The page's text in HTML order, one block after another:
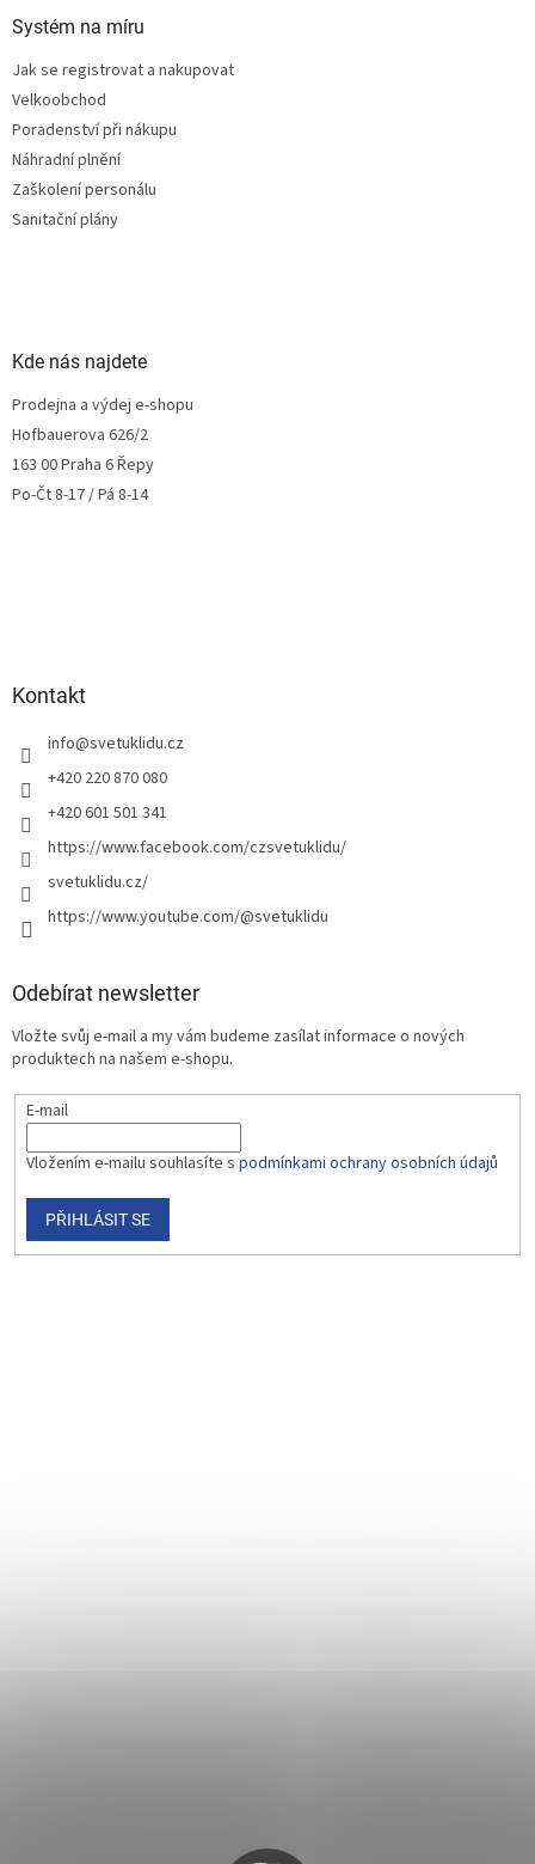
Systém na míru
Jak se registrovat a nakupovat
Velkoobchod
Poradenství při nákupu
Náhradní plnění
Zaškolení personálu
Sanitační plány
Kde nás najdete
Prodejna a výdej e-shopu
Hofbauerova 626/2
163 00 Praha 6 Řepy
Po-Čt 8-17 / Pá 8-14
Kontakt
info@svetuklidu.cz
+420 220 870 080
+420 601 501 341
https://www.facebook.com/czsvetuklidu/
svetuklidu.cz/
https://www.youtube.com/@svetuklidu
Odebírat newsletter
Vložte svůj e-mail a my vám budeme zasílat informace o nových
produktech na našem e-shopu.
E-mail
Vložením e-mailu souhlasíte s podmínkami ochrany osobních údajů
PŘIHLÁSIT SE